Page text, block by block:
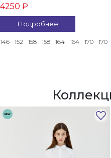
4250 ₽
Подробнее
146 152 158 158 164 164 170 170
NEW